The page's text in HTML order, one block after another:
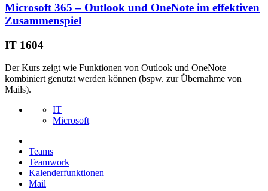
Microsoft 365 – Outlook und OneNote im effektiven
Zusammenspiel
IT 1604
Der Kurs zeigt wie Funktionen von Outlook und OneNote
kombiniert genutzt werden können (bspw. zur Übernahme von
Mails).
IT
Microsoft
Teams
Teamwork
Kalenderfunktionen
Mail